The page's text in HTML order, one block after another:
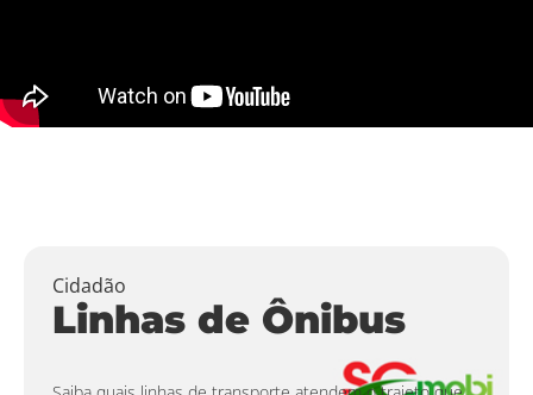
Cidadão
Linhas de Ônibus